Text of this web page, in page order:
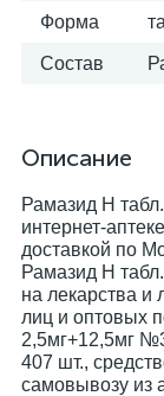
Форма
Состав
Описание
Рамазид Н
интернет-
доставкой по
Рамазид Н
на лекарства и
лиц и оптовых
2,5мг+12,5мг
407 шт.,
самовывозу из